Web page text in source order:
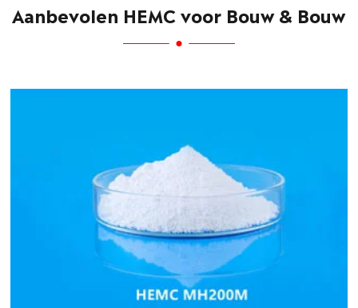
Aanbevolen HEMC voor Bouw & Bouw